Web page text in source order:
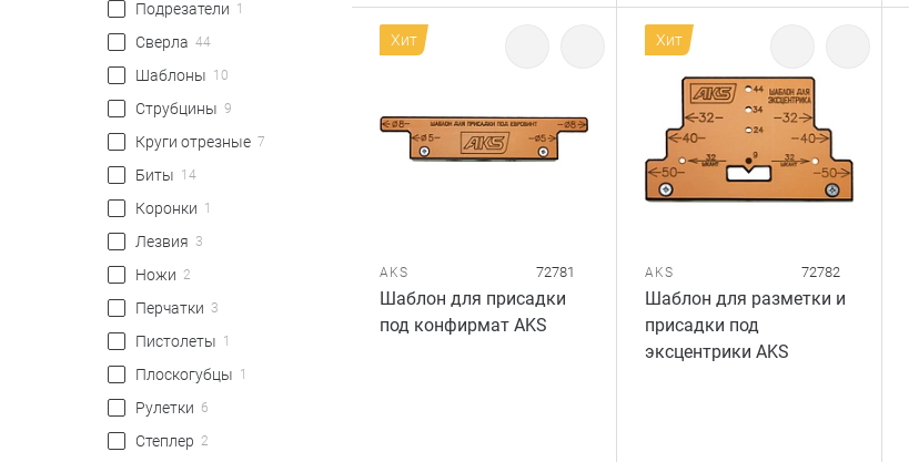
Подрезатели 1
Сверла 44
Шаблоны 10
Струбцины 9
Круги отрезные 7
Биты 14
Коронки 1
Лезвия 3
Ножи 2
Перчатки 3
Пистолеты 1
Плоскогубцы 1
Рулетки 6
Степлер 2
Хит
AKS 72781
Шаблон для присадки
под конфирмат AKS
Хит
AKS 72782
Шаблон для разметки и
присадки под
эксцентрики AKS